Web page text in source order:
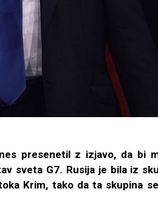
presenetil z izjavo, da bi
sveta G7. Rusija je bila iz
Krim, tako da ta skupina